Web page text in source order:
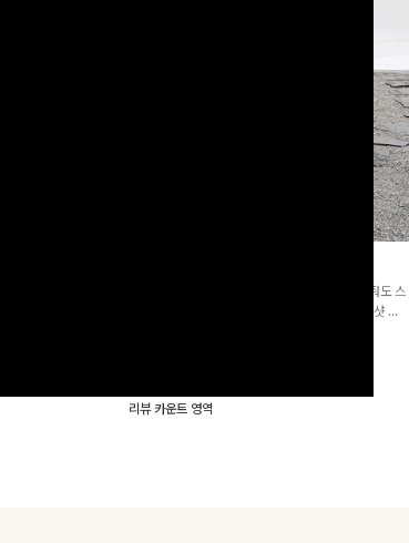
[고객요청재입고/2천장돌파💚]하나만 툭 착용해줘도 스
타일리시해 보이는 휘뚜루 마뚜루 아이템 ~ ! 인생샷 건
리뷰 카운트 영역